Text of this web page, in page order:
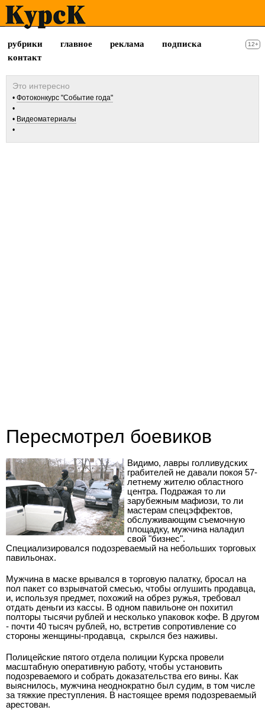
рубрики главное реклама
подписка
контакт
12+
Фотоконкурс "Событие года"
Видеоматериалы
Пересмотрел боевиков
Видимо, лавры голливудских
грабителей не давали покоя 57-
летнему жителю областного
центра. Подражая то ли
зарубежным мафиози, то ли
мастерам спецэффектов,
обслуживающим съемочную
площадку, мужчина наладил
свой "бизнес".
Специализировался подозреваемый на небольших торговых
павильонах.
Мужчина в маске врывался в торговую палатку, бросал на
пол пакет со взрывчатой смесью, чтобы оглушить продавца,
и, используя предмет, похожий на обрез ружья, требовал
отдать деньги из кассы. В одном павильоне он похитил
полторы тысячи рублей и несколько упаковок кофе. В другом
- почти 40 тысяч рублей, но, встретив сопротивление со
стороны женщины-продавца, скрылся без наживы.
Полицейские пятого отдела полиции Курска провели
масштабную оперативную работу, чтобы установить
подозреваемого и собрать доказательства его вины. Как
выяснилось, мужчина неоднократно был судим, в том числе
за тяжкие преступления. В настоящее время подозреваемый
арестован.